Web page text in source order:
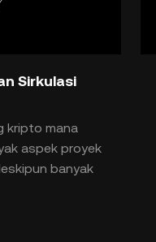
Sirkulasi
kripto mana
aspek proyek
banyak
m